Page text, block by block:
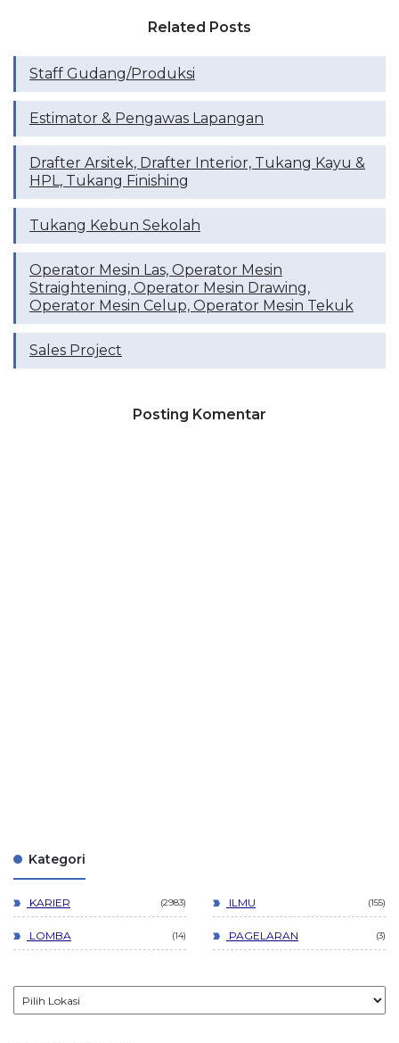
Related Posts
Staff Gudang/Produksi
Estimator & Pengawas Lapangan
Drafter Arsitek, Drafter Interior, Tukang Kayu &
HPL, Tukang Finishing
Tukang Kebun Sekolah
Operator Mesin Las, Operator Mesin
Straightening, Operator Mesin Drawing,
Operator Mesin Celup, Operator Mesin Tekuk
Sales Project
Posting Komentar
Kategori
KARIER 2983 ILMU 155
LOMBA 14 PAGELARAN 3